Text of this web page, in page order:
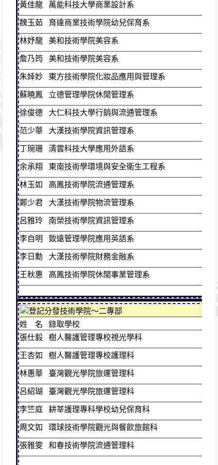
黃佳龍 萬能科技大學商業設計系
魏玉茹 育達商業技術學院幼兒保育系
林妤龍 美和技術學院美容系
詹乃筠 美和技術學院美容系
朱婞妙 東方技術學院化妝品應用與管理系
蘇曉鳳 立德管理學院休閒管理系
徐俊德 大仁科技大學行銷與流通管理系
范少華 大漢技術學院資訊管理系
丁琬珊 清雲科技大學應用外語系
余承翔 東南技術學環境與安全衛生工程系
林玉如 高鳳技術學院流通管理系
鄭少君 大漢技術學院物流管理系
呂雅玲 南榮技術學院資訊管理系
李自明 致遠管理學院應用英語系
李日勳 大漢技術學院財務金融系
王秋惠 高鳳技術學院休閒事業管理系
登記分發技術學院～二專部
姓 名
錄取學校
張仕毅
樹人醫護管理專校視光學科
王杏如 樹人醫護管理專校護理科
林惠華 臺灣觀光學院旅運管理科
呂紹瑚 臺灣觀光學院旅運管理科
李竺庭 耕莘護理專科學校幼兒保育科
周文如 環球技術學院觀光與餐飲旅館科
張雅雯 和春技術學院流通管理科